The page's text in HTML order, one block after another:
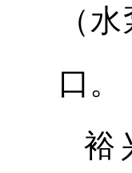
（
口。
裕